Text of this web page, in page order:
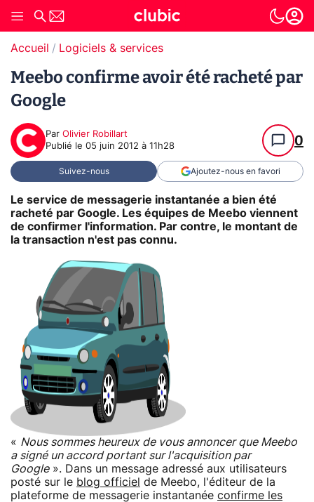
Accueil Logiciels & services
Meebo confirme avoir été racheté par
Google
Par Olivier Robillart
Publié le 05 juin 2012 à 11h28 0
Suivez-nous Ajoutez-nous en favori
Le service de messagerie instantanée a bien été
racheté par Google. Les équipes de Meebo viennent
de confirmer l'information. Par contre, le montant de
la transaction n'est pas connu.
« Nous sommes heureux de vous annoncer que Meebo
a signé un accord portant sur l'acquisition par
Google». Dans un message adressé aux utilisateurs
posté sur le blog officiel de Meebo, l'éditeur de la
plateforme de messagerie instantanée confirme les